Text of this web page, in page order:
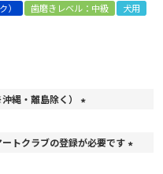
） 歯磨きレベル：中級 犬用
縄・離島除く）
須
トクラブの登録が必要です